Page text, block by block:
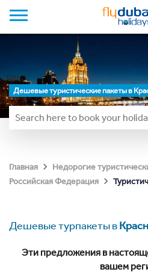
Дешевые туристические пакеты в
Главная Недорогие
Российская Федерация
Дешевые турпакеты в
Эти предложения в
вашем